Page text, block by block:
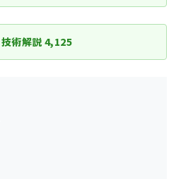
技術解説 4,125